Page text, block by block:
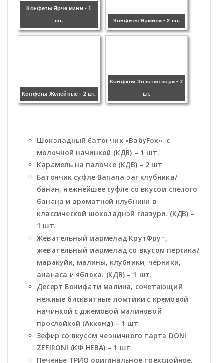
Конфеты Ярче мини - 1
шт. Конфеты Ярмила - 2 шт.
Конфеты Желейные - 2 шт.
Конфеты Золотая пора - 2
шт.
Шоколадный батончик «BabyFox», с
молочной начинкой (КДВ) – 1 шт.
Карамель на палочке (КДВ) – 2 шт.
Батончик суфле Banana bar клубника/
банан, нежнейшее суфле со вкусом спелого
банана и ароматной клубники в
классической шоколадной глазури. (КДВ) –
1 шт.
Жевательный мармелад КрутФрут,
жевательный мармелад со вкусом персика/
маракуйи, малины, клубники, черники,
ананаса и яблока. (КДВ) – 1 шт.
Десерт Бонифати малина, сочетающий
нежные бисквитные ломтики с кремовой
начинкой с джемовой малиновой
прослойкой (Акконд) – 1 шт.
Зефир со вкусом черничного тарта DONI
ZEFIRONI (КФ НЕВА) – 1 шт.
Печенье ТРИО оригинальное трёхслойное,